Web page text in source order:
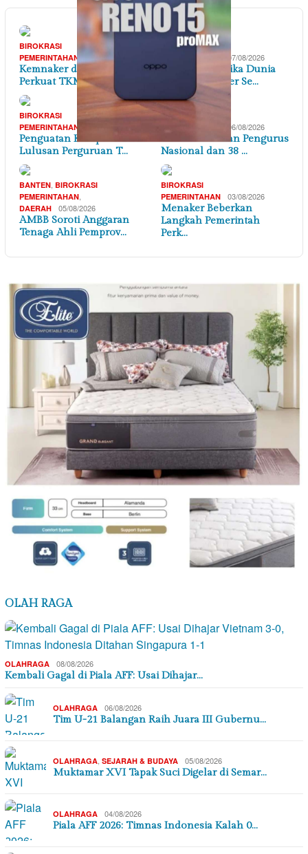
BIROKRASI
PEMERINTAHAN
09/08/2026
Kemnaker dan Indo-Rama
Perkuat TKM lewat…
BIROKRASI
07/08/2026
Hadapi Dinamika Dunia
Kerja, Kemnaker Se…
BIROKRASI
PEMERINTAHAN
Penguatan Kompetensi
Lulusan Perguruan T…
06/08/2026
PPSPI Kukuhkan Pengurus
Nasional dan 38 …
BANTEN, BIROKRASI
PEMERINTAHAN,
DAERAH 05/08/2026
AMBB Soroti Anggaran
Tenaga Ahli Pemprov…
BIROKRASI
PEMERINTAHAN
03/08/2026
Menaker Beberkan
Langkah Pemerintah
Perk…
OLAH RAGA
OLAHRAGA 08/08/2026
Kembali Gagal di Piala AFF: Usai Dihajar…
OLAHRAGA 06/08/2026
Tim U-21 Balangan Raih Juara III Gubernu…
OLAHRAGA SEJARAH & BUDAYA 05/08/2026
Muktamar XVI Tapak Suci Digelar di Semar…
OLAHRAGA 04/08/2026
Piala AFF 2026: Timnas Indonesia Kalah 0…